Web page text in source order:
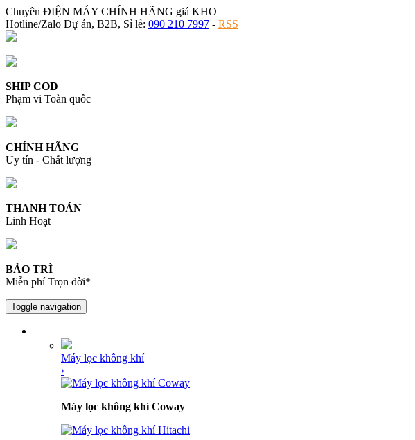
Chuyên ĐIỆN MÁY CHÍNH HÃNG giá KHO
Hotline/Zalo Dự án, B2B, Sỉ lẻ: 090 210 7997 - RSS
SHIP COD
Phạm vi Toàn quốc
CHÍNH HÃNG
Uy tín - Chất lượng
THANH TOÁN
Linh Hoạt
BẢO TRÌ
Miễn phí Trọn đời*
Toggle navigation
Máy lọc không khí
›
Máy lọc không khí Coway